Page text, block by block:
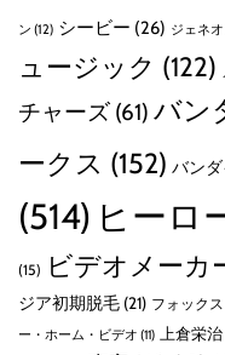
ン (12) シービー (26) ジェネ
ュージック (122)
チャーズ (61) バン
ークス (152) バン
(514) ヒーロ
(15) ビデオメーカ
ジア初期脱毛 (21) フォックス
ー・ホーム・ビデオ (11) 上倉栄治